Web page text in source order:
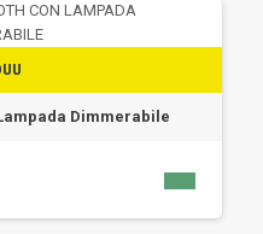
Dimmerabile